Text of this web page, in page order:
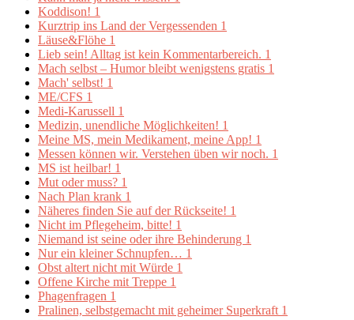
Koddison! 1
Kurztrip ins Land der Vergessenden 1
Läuse&Flöhe 1
Lieb sein! Alltag ist kein Kommentarbereich. 1
Mach selbst – Humor bleibt wenigstens gratis 1
Mach' selbst! 1
ME/CFS 1
Medi-Karussell 1
Medizin, unendliche Möglichkeiten! 1
Meine MS, mein Medikament, meine App! 1
Messen können wir. Verstehen üben wir noch. 1
MS ist heilbar! 1
Mut oder muss? 1
Nach Plan krank 1
Näheres finden Sie auf der Rückseite! 1
Nicht im Pflegeheim, bitte! 1
Niemand ist seine oder ihre Behinderung 1
Nur ein kleiner Schnupfen… 1
Obst altert nicht mit Würde 1
Offene Kirche mit Treppe 1
Phagenfragen 1
Pralinen, selbstgemacht mit geheimer Superkraft 1